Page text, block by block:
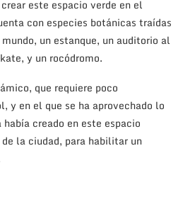
este espacio verde en el
con especies botánicas traídas
un estanque, un auditorio al
y un rocódromo.
que requiere poco
y en el que se ha aprovechado lo
creado en este espacio
la ciudad, para habilitar un